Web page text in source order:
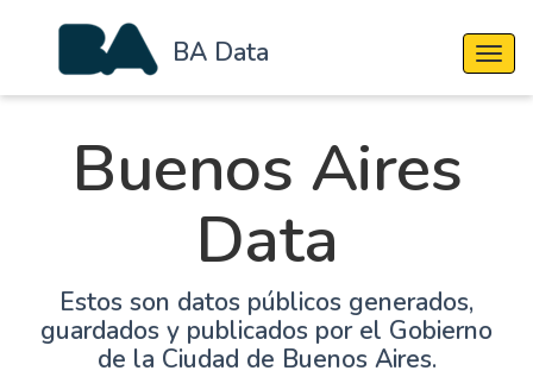
BA Data
Buenos Aires
Data
Estos son datos públicos generados,
guardados y publicados por el Gobierno
de la Ciudad de Buenos Aires.